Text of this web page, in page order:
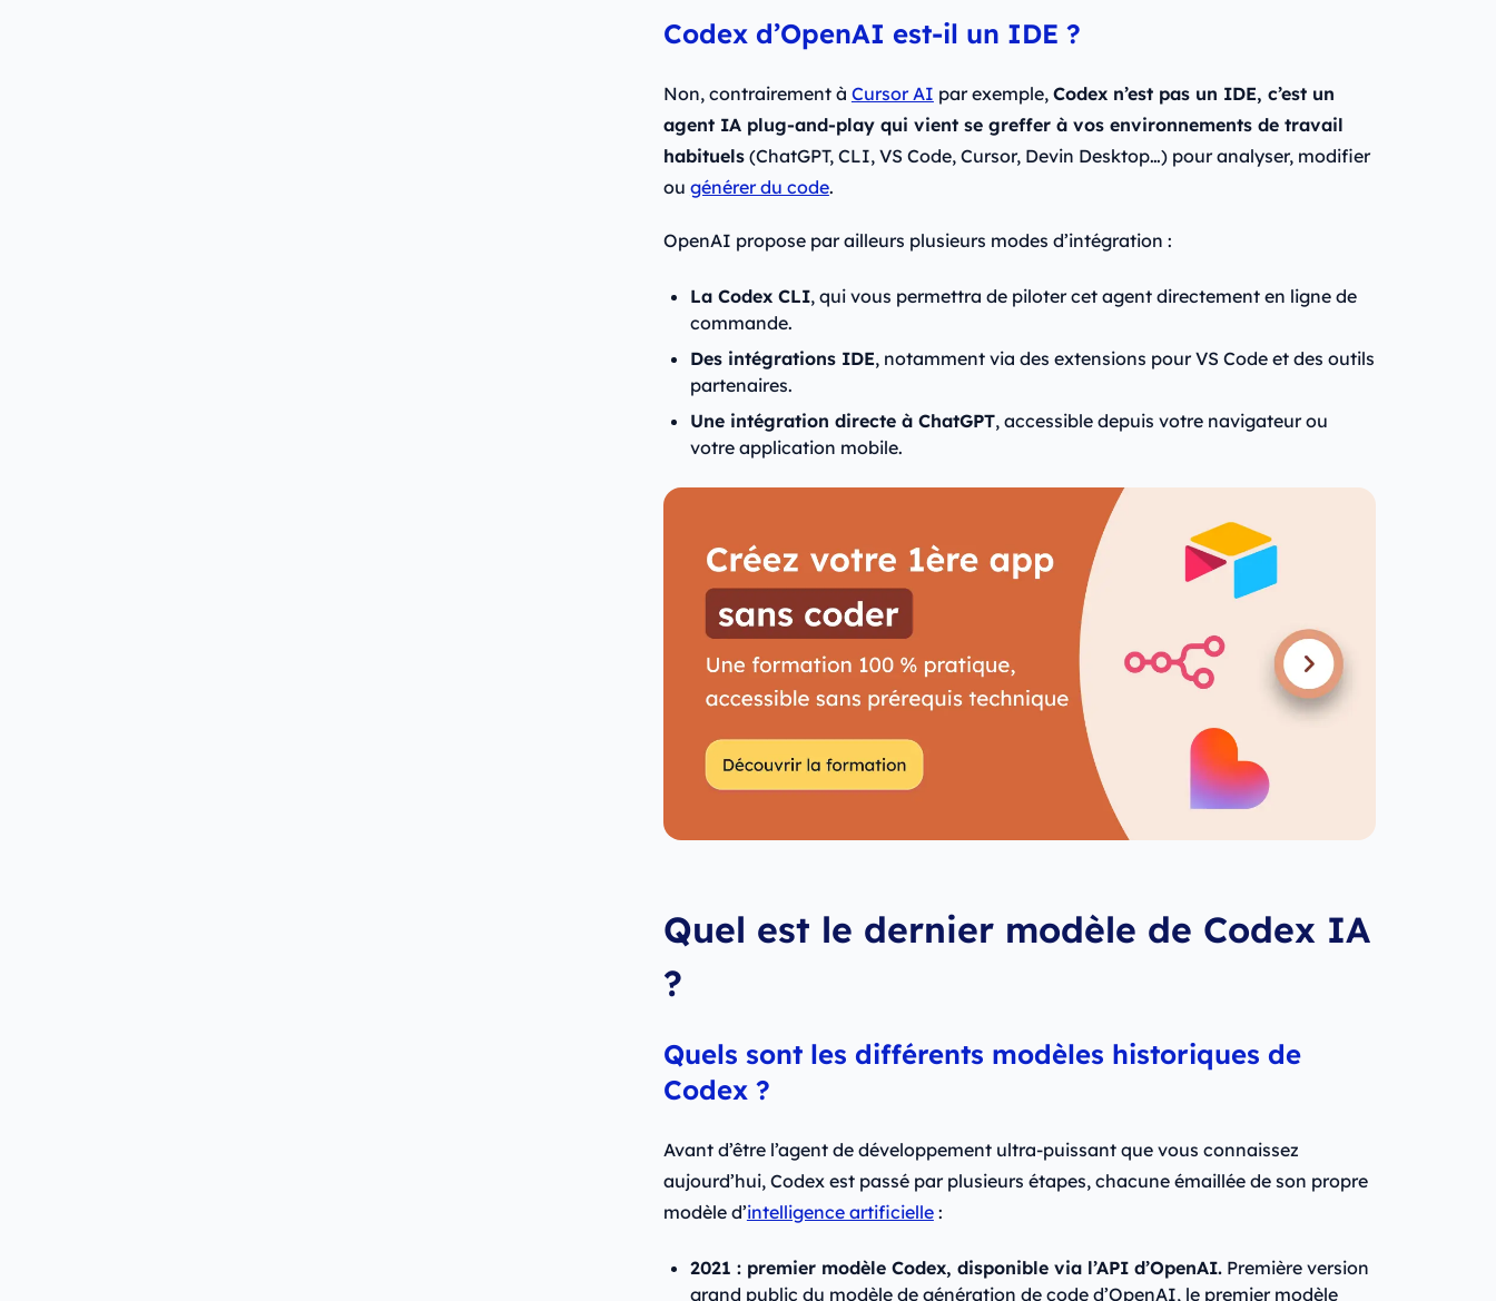
Codex d’OpenAI est-il un IDE ?
Non, contrairement à Cursor AI par exemple, Codex n’est pas un IDE, c’est un
agent IA plug-and-play qui vient se greffer à vos environnements de travail
habituels(ChatGPT, CLI, VS Code, Cursor, Devin Desktop…) pour analyser, modifier
ou générer du code.
OpenAI propose par ailleurs plusieurs modes d’intégration :
La Codex CLI, qui vous permettra de piloter cet agent directement en ligne de
commande.
Des intégrations IDE, notamment via des extensions pour VS Code et des outils
partenaires.
Une intégration directe à ChatGPT, accessible depuis votre navigateur ou
votre application mobile.
Quel est le dernier modèle de Codex IA
?
Quels sont les différents modèles historiques de
Codex ?
Avant d’être l’agent de développement ultra-puissant que vous connaissez
aujourd’hui, Codex est passé par plusieurs étapes, chacune émaillée de son propre
modèle d’intelligence artificielle:
2021 : premier modèle Codex, disponible via l’API d’OpenAI.Première version
grand public du modèle de génération de code d’OpenAI, le premier modèle